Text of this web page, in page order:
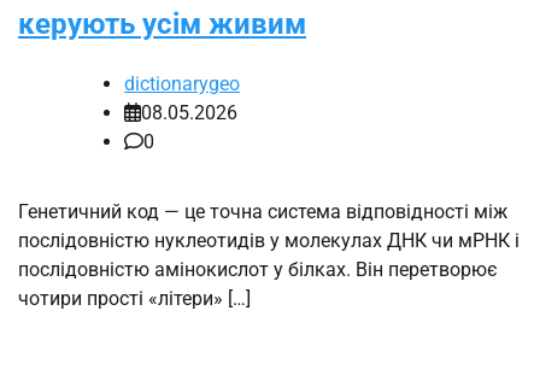
керують усім живим
dictionarygeo
08.05.2026
0
Генетичний код — це точна система відповідності між
послідовністю нуклеотидів у молекулах ДНК чи мРНК і
послідовністю амінокислот у білках. Він перетворює
чотири прості «літери» […]